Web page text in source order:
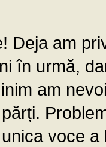
Deja am
în urmă,
am
voce a